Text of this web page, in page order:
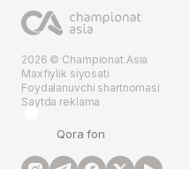
2026 © Championat.Asia
Maxfiylik siyosati
Foydalanuvchi shartnomasi
Saytda reklama
Qora fon